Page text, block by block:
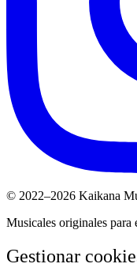
© 2022–2026 Kaikana
Musicales originales para
Gestionar